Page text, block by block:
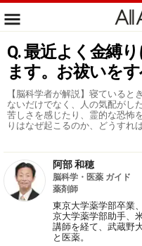
Q. 最近よく金縛
ます。お祓いを
【脳科学者が解説】寝ている
ないだけでなく、人の気配がし
苦しさを感じたり、霊的な恐怖
りはなぜ起こるのか、どうすれ
阿部 和穂
脳科学・医薬 ガイド
薬剤師
東京大学薬学部卒業
京大学薬学部助手、
講師を経て、武蔵野
と医薬。